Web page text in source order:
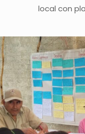
local con